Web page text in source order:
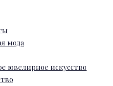
мода
ювелирное искусство